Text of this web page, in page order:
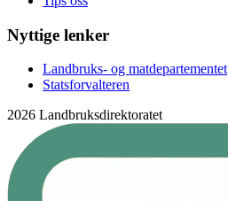
Nyttige lenker
Landbruks- og matdepartementet
Statsforvalteren
2026 Landbruksdirektoratet